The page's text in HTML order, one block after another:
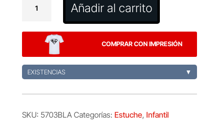
Skinga
Añadir al carrito
COMPRAR CON IMPRESIÓN
EXISTENCIAS ▼
SKU: 5703BLA Categorías: Estuche, Infantil